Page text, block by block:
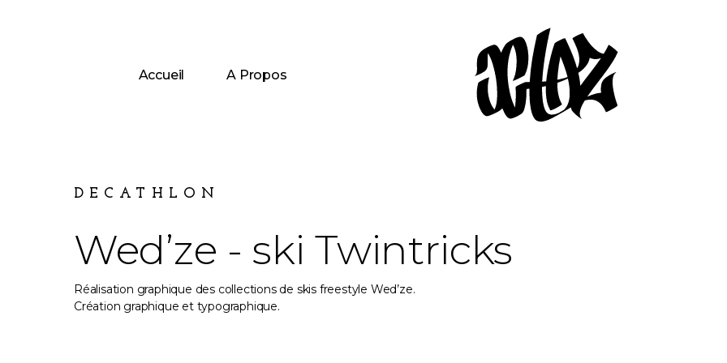
Accueil A Propos
DECATHLON
Wed’ze - ski Twintricks
Réalisation graphique des collections de skis freestyle Wed’ze.
Création graphique et typographique.